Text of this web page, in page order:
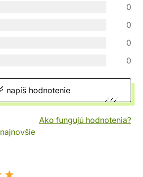
0
0
0
0
napíš hodnotenie
Ako fungujú hodnotenia?
najnovšie